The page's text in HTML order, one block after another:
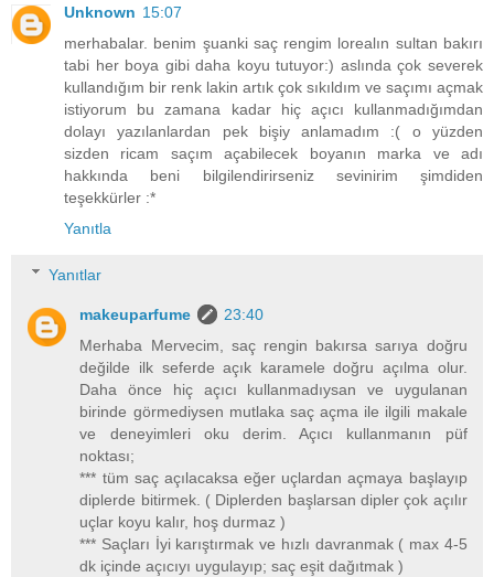
Unknown 15:07
merhabalar. benim şuanki saç rengim lorealın sultan bakırı
tabi her boya gibi daha koyu tutuyor:) aslında çok severek
kullandığım bir renk lakin artık çok sıkıldım ve saçımı açmak
istiyorum bu zamana kadar hiç açıcı kullanmadığımdan
dolayı yazılanlardan pek bişiy anlamadım :( o yüzden
sizden ricam saçım açabilecek boyanın marka ve adı
hakkında beni bilgilendirirseniz sevinirim şimdiden
teşekkürler :*
Yanıtla
Yanıtlar
makeuparfume
23:40
Merhaba Mervecim, saç rengin bakırsa sarıya doğru
değilde ilk seferde açık karamele doğru açılma olur.
Daha önce hiç açıcı kullanmadıysan ve uygulanan
birinde görmediysen mutlaka saç açma ile ilgili makale
ve deneyimleri oku derim. Açıcı kullanmanın püf
noktası;
*** tüm saç açılacaksa eğer uçlardan açmaya başlayıp
diplerde bitirmek. ( Diplerden başlarsan dipler çok açılır
uçlar koyu kalır, hoş durmaz )
*** Saçları İyi karıştırmak ve hızlı davranmak ( max 4-5
dk içinde açıcıyı uygulayıp; saç eşit dağıtmak )